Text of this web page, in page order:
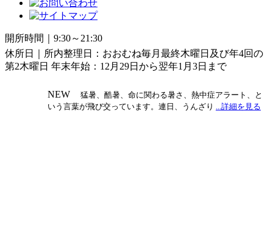
開所時間｜9:30～21:30
休所日｜所内整理日：おおむね毎月最終木曜日及び年4回の
第2木曜日 年末年始：12月29日から翌年1月3日まで
NEW
猛暑、酷暑、命に関わる暑さ、熱中症アラート、と
いう言葉が飛び交っています。連日、うんざり ...詳細を見る